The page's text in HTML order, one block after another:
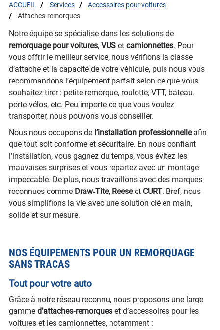
ACCUEIL Services
Accessoires pour voitures
Attaches-remorques
Notre équipe se spécialise dans les solutions de
remorquage pour voitures, VUSet camionnettes. Pour
vous offrir le meilleur service, nous vérifions la classe
d’attache et la capacité de votre véhicule, puis nous vous
recommandons l’équipement parfait selon ce que vous
souhaitez tirer : petite remorque, roulotte, VTT, bateau,
porte‑vélos, etc. Peu importe ce que vous voulez
transporter, nous pouvons vous conseiller.
Nous nous occupons de l’installation professionnelleafin
que tout soit conforme et sécuritaire. En nous confiant
l’installation, vous gagnez du temps, vous évitez les
mauvaises surprises et vous repartez avec un montage
impeccable. De plus, nous travaillons avec des marques
reconnues comme Draw‑Tite, Reeseet CURT. Bref, nous
vous simplifions la vie avec une solution clé en main,
solide et sur mesure.
NOS ÉQUIPEMENTS POUR UN REMORQUAGE
SANS TRACAS
Tout pour votre auto
Grâce à notre réseau reconnu, nous proposons une large
gamme d’attaches‑remorqueset d’accessoires pour les
voitures et les camionnettes, notamment :